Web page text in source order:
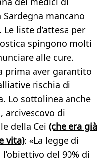
mancano
liste d’attesa per
spingono molti
alle cure.
prima aver garantito
rischia di
Lo sottolinea anche
arcivescovo di
della Cei (che era già
vita): «La legge di
del 90% di